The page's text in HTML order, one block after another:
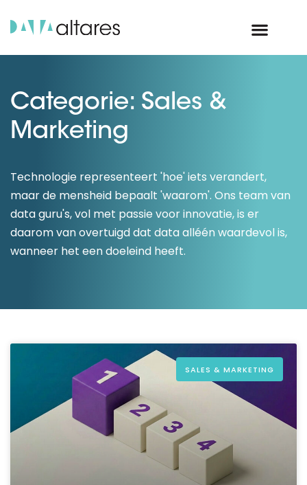
Categorie: Sales &
Marketing
Technologie representeert 'hoe' iets verandert,
maar de mensheid bepaalt 'waarom'. Ons team van
data guru's, vol met passie voor innovatie, is er
daarom van overtuigd dat data alléén waardevol is,
wanneer het een doeleind heeft.
SALES & MARKETING